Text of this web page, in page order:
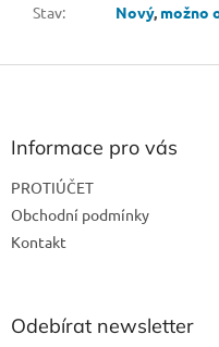
Stav: Nový, možno
Z
Informace pro vás
PROTIÚČET
Obchodní podmínky
Kontakt
Odebírat newsletter